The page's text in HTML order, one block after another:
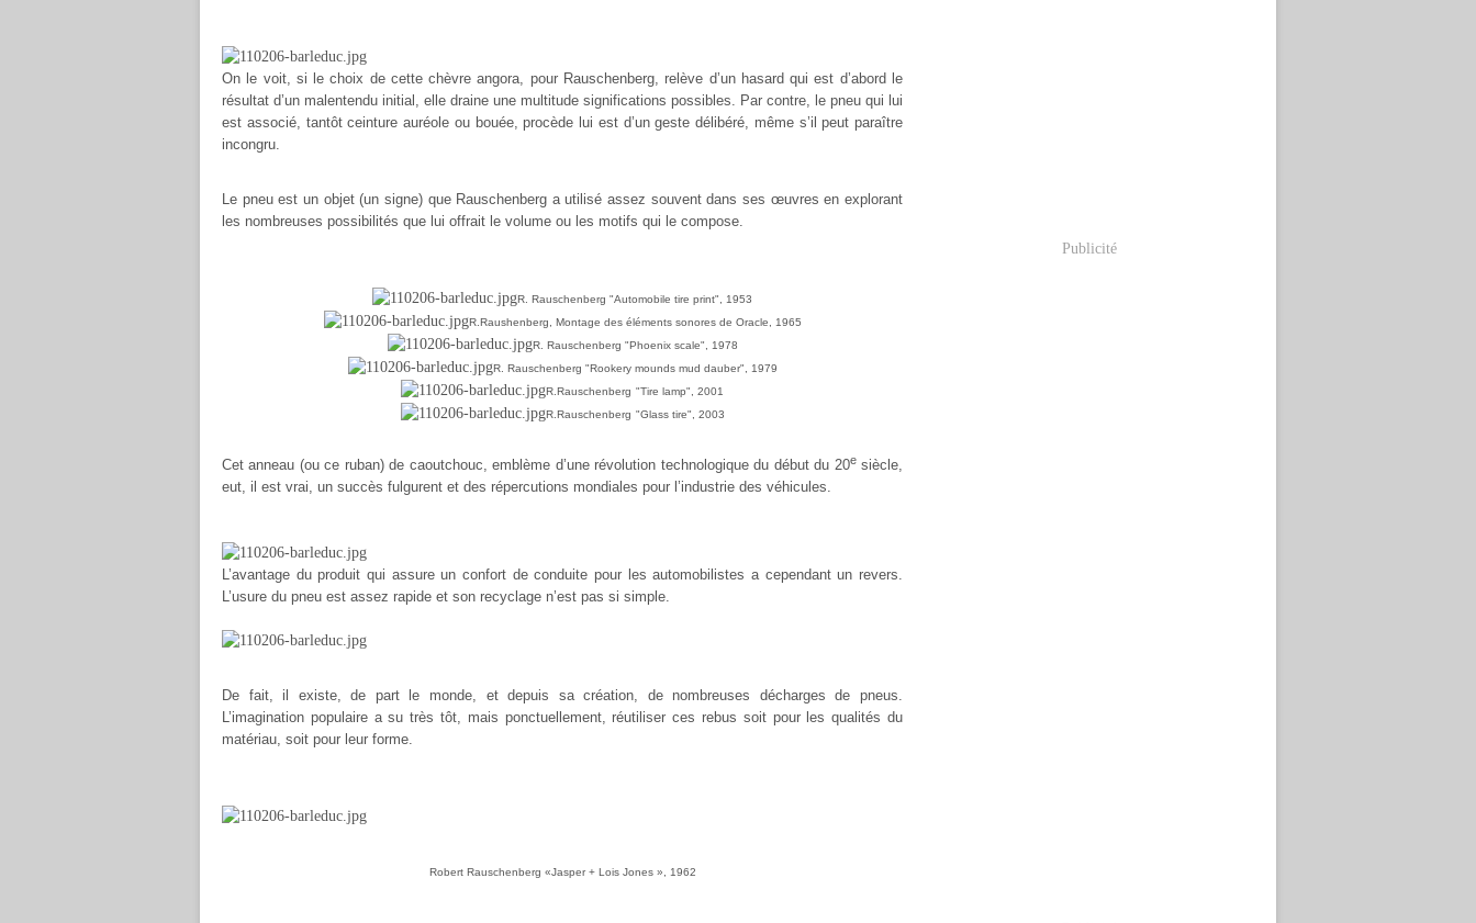
On le voit, si le choix de cette chèvre angora, pour Rauschenberg, relève d’un hasard qui est d’abord le
résultat d’un malentendu initial, elle draine une multitude significations possibles. Par contre, le pneu qui lui
est associé, tantôt ceinture auréole ou bouée, procède lui est d’un geste délibéré, même s’il peut paraître
incongru.
Le pneu est un objet (un signe) que Rauschenberg a utilisé assez souvent dans ses œuvres en explorant
les nombreuses possibilités que lui offrait le volume ou les motifs qui le compose.
R. Rauschenberg "Automobile tire print", 1953
R.Raushenberg, Montage des éléments sonores de Oracle, 1965
R. Rauschenberg "Phoenix scale", 1978
R. Rauschenberg "Rookery mounds mud dauber", 1979
R.Rauschenberg "Tire lamp", 2001
R.Rauschenberg "Glass tire", 2003
Cet anneau (ou ce ruban) de caoutchouc, emblème d’une révolution technologique du début du 20esiècle,
eut, il est vrai, un succès fulgurent et des répercutions mondiales pour l’industrie des véhicules.
L’avantage du produit qui assure un confort de conduite pour les automobilistes a cependant un revers.
L’usure du pneu est assez rapide et son recyclage n’est pas si simple.
De fait, il existe, de part le monde, et depuis sa création, de nombreuses décharges de pneus.
L’imagination populaire a su très tôt, mais ponctuellement, réutiliser ces rebus soit pour les qualités du
matériau, soit pour leur forme.
Robert Rauschenberg «Jasper + Lois Jones », 1962
Publicité